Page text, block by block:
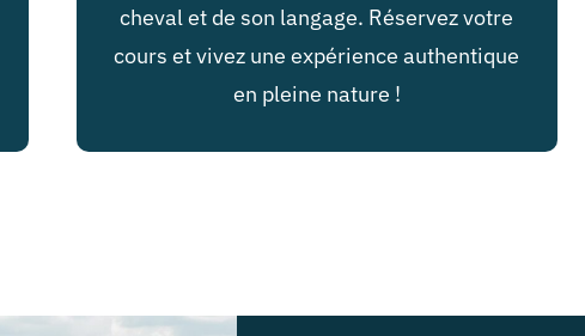
cheval et de son langage. Réservez votre
cours et vivez une expérience authentique
en pleine nature !